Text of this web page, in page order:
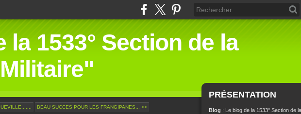
la 1533° Section de la
BEAU SUCCES POUR LES FRANGIPANES... >>
PRÉSENTATION
Blog : Le blog de la 1533° Section de